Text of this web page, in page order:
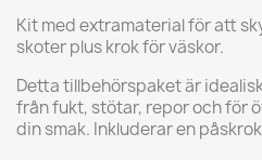
Kit med extramaterial för att
skoter plus krok för väskor.
Detta tillbehörspaket är
från fukt, stötar, repor och för
din smak. Inkluderar en